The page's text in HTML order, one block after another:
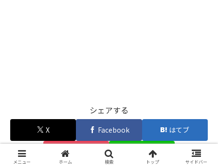
シェアする
X Facebook はてブ
Pocket LINE
メニュー ホーム 検索 トップ サイドバー